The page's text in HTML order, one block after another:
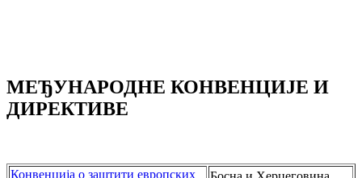
МЕЂУНАРОДНЕ КОНВЕНЦИЈЕ И
ДИРЕКТИВЕ
Конвенција о заштити европских